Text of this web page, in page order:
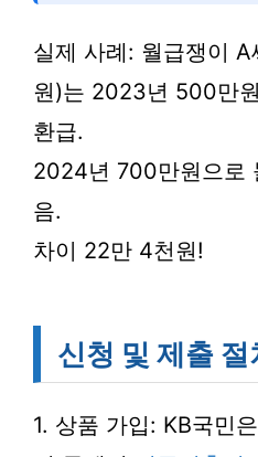
실제 사례: 월급쟁이
원)는 2023년 500만
환급.
2024년 700만원으로
음.
차이 22만 4천원!
신청 및 제출
1. 상품 가입: KB국민